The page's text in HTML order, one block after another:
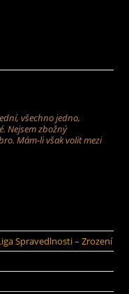
všechno jedno,
Nejsem zbožný
Mám-li však volit mezi
Spravedlnosti – Zrození